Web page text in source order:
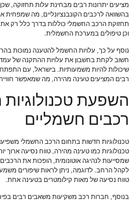
מציעים יתרונות רבים מבחינת עלות תחזוקה,
בהשוואה לרכבים הקונבנציונליים, מה שמפחית
תחזוקת הרכב החשמלי כוללות בדרך כלל רק
וכן טיפולים במערכת החשמלית.
נוסף על כך, עלויות החשמל להטענה נמוכות
חשוב לקחת בחשבון את עלויות ההתקנה של
שיכולות להיות משמעותיות. בישראל, עם
רבים המציעים טעינה מהירה, מה שמאפשר
השפעת
רכבים חשמליים
טכנולוגיות חדשות בתחום הרכב החשמלי
טכנולוגיות כמו טעינה מהירה, טווח נסיעה ארוך
שמסייעות לנהיגה אוטונומית, הופכות את
לקהל הרחב. לדוגמה, ניתן לראות שיפורים
טווח נסיעה של מאות קילומטרים בטעינה אחת.
בנוסף, חברות רכב משקיעות משאבים רבים